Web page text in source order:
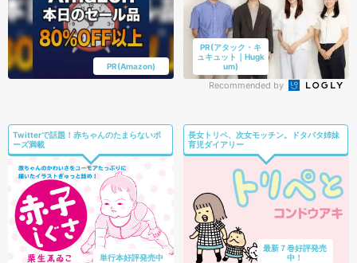
PR(Amazon)
PR(アタック・キ
ュキュット｜Hugk
um)
Recommended by
Twitterで話題！赤ちゃんのたまらないポ
ーズ満載
単行本好評発売中
長女トリペ、次女モッチン。ドタバタ姉妹
育児ダイアリー
最新７巻好評発売
中！